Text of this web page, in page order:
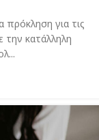
πρόκληση για τις
την κατάλληλη